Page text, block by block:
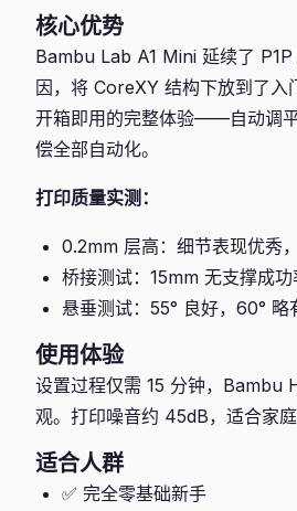
核心优势
Bambu Lab A1 Mini 延续了
因，将 CoreXY 结构下放到了入
开箱即用的完整体验——自动调
偿全部自动化。
打印质量实测：
0.2mm 层高：细节表现优秀
桥接测试：15mm 无支撑成
悬垂测试：55° 良好，60° 略
使用体验
设置过程仅需 15 分钟，Bambu
观。打印噪音约 45dB，适合家庭
适合人群
✅ 完全零基础新手